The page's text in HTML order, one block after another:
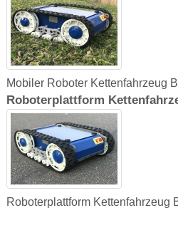
Mobiler Roboter Kettenfahrzeug
Roboterplattform
Roboterplattform Kettenfahrzeug